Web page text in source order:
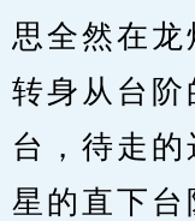
思全然在龙
转身从台阶
台，待走
星的直下